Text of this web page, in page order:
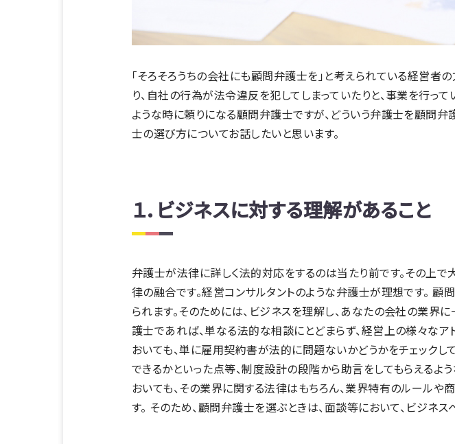
「そろそろうちの会社にも顧問弁護士を」と考えられている経営
り、自社の行為が法令違反を犯してしまっていたりと、事業を行っ
ような時に頼りになる顧問弁護士ですが、どういう弁護士を顧問弁
士の選び方についてお話したいと思います。
１．ビジネスに対する理解があること
弁護士が法律に詳しく法的対応をするのは当たり前です。その上で
律の融合です。経営コンサルタントのような弁護士が理想です。
られます。そのためには、ビジネスを理解し、あなたの会社の業
護士であれば、単なる法的な相談にとどまらず、経営上の様々な
おいても、単に雇用契約書が法的に問題ないかどうかをチェック
できるかといった点等、制度設計の段階から助言をしてもらえるよ
おいても、その業界に関する法律はもちろん、業界特有のルール
す。 そのため、顧問弁護士を選ぶときは、面談等において、ビジネ